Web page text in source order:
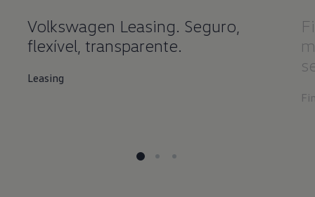
Volkswagen Leasing. Seguro,
flexível, transparente.
Leasing